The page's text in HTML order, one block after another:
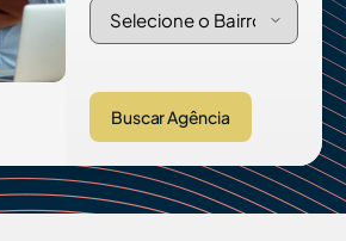
Buscar Agência